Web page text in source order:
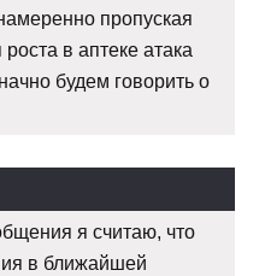
пропуская
в аптеке атака
будем говорить о
я считаю, что
в ближайшей